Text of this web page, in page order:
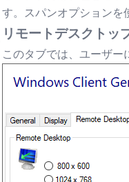
す。スパンオプションを
リモートデスクトッ
このタブでは、ユーザ